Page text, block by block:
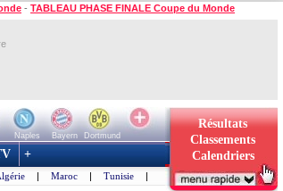
- TABLEAU PHASE FINALE Coupe du Monde
Naples Bayern
Dortmund
Résultats
Classements
Calendriers
+
| Maroc | Tunisie |